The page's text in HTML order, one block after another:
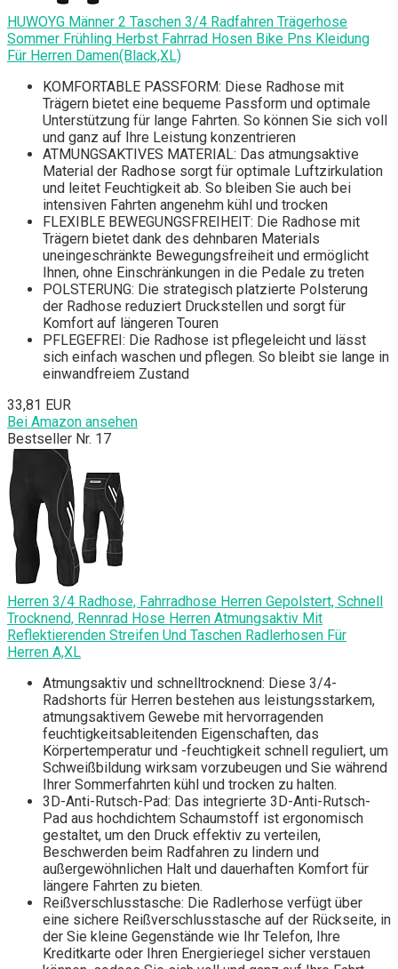
HUWOYG Männer 2 Taschen 3/4 Radfahren Trägerhose
Sommer Frühling Herbst Fahrrad Hosen Bike Pns Kleidung
Für Herren Damen(Black,XL)
KOMFORTABLE PASSFORM: Diese Radhose mit
Trägern bietet eine bequeme Passform und optimale
Unterstützung für lange Fahrten. So können Sie sich voll
und ganz auf Ihre Leistung konzentrieren
ATMUNGSAKTIVES MATERIAL: Das atmungsaktive
Material der Radhose sorgt für optimale Luftzirkulation
und leitet Feuchtigkeit ab. So bleiben Sie auch bei
intensiven Fahrten angenehm kühl und trocken
FLEXIBLE BEWEGUNGSFREIHEIT: Die Radhose mit
Trägern bietet dank des dehnbaren Materials
uneingeschränkte Bewegungsfreiheit und ermöglicht
Ihnen, ohne Einschränkungen in die Pedale zu treten
POLSTERUNG: Die strategisch platzierte Polsterung
der Radhose reduziert Druckstellen und sorgt für
Komfort auf längeren Touren
PFLEGEFREI: Die Radhose ist pflegeleicht und lässt
sich einfach waschen und pflegen. So bleibt sie lange in
einwandfreiem Zustand
33,81 EUR
Bei Amazon ansehen
Bestseller Nr. 17
Herren 3/4 Radhose, Fahrradhose Herren Gepolstert, Schnell
Trocknend, Rennrad Hose Herren Atmungsaktiv Mit
Reflektierenden Streifen Und Taschen Radlerhosen Für
Herren A,XL
Atmungsaktiv und schnelltrocknend: Diese 3/4-
Radshorts für Herren bestehen aus leistungsstarkem,
atmungsaktivem Gewebe mit hervorragenden
feuchtigkeitsableitenden Eigenschaften, das
Körpertemperatur und -feuchtigkeit schnell reguliert, um
Schweißbildung wirksam vorzubeugen und Sie während
Ihrer Sommerfahrten kühl und trocken zu halten.
3D-Anti-Rutsch-Pad: Das integrierte 3D-Anti-Rutsch-
Pad aus hochdichtem Schaumstoff ist ergonomisch
gestaltet, um den Druck effektiv zu verteilen,
Beschwerden beim Radfahren zu lindern und
außergewöhnlichen Halt und dauerhaften Komfort für
längere Fahrten zu bieten.
Reißverschlusstasche: Die Radlerhose verfügt über
eine sichere Reißverschlusstasche auf der Rückseite, in
der Sie kleine Gegenstände wie Ihr Telefon, Ihre
Kreditkarte oder Ihren Energieriegel sicher verstauen